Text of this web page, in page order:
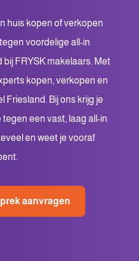
huis kopen of verkopen
voordelige all-in
FRYSK makelaars. Met
kopen,verkopen en
Friesland. Bij ons krijg je
een vast, laag all-in
en weet je vooraf
aanvragen